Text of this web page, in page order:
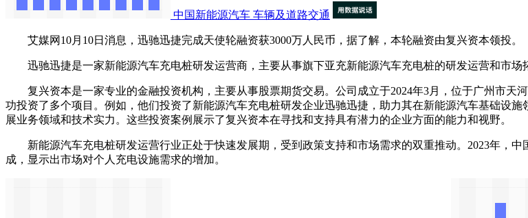
中国新能源汽车 车辆及道路交通
艾媒网10月10日消息，迅驰迅捷完成天使轮融资获3000万人民币，据了解，本轮融资由复兴资本领投。
迅驰迅捷是一家新能源汽车充电桩研发运营商，主要从事旗下亚充新能源汽车充电桩的研发运营和市场
复兴资本是一家专业的金融投资机构，主要从事股票期货交易。‌公司成立于2024年3月，位于广州市天
功投资了多个项目。例如，他们投资了新能源汽车充电桩研发企业迅驰迅捷，助力其在新能源汽车基础设
展业务领域和技术实力‌。这些投资案例展示了复兴资本在寻找和支持具有潜力的企业方面的能力和视野。
新能源汽车充电桩研发运营行业正处于快速发展期，受到政策支持和市场需求的双重推动。2023年，中
成，显示出市场对个人充电设施需求的增加。